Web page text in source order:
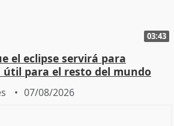
03:43
el eclipse servirá para
para el resto del mundo
07/08/2026